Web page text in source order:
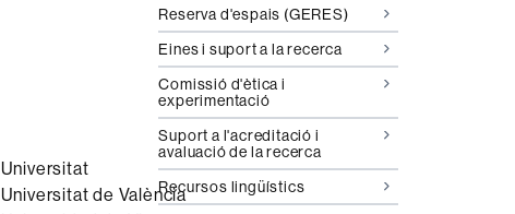
Universitat
Universitat de València
Reserva d'espais (GERES)
Eines i suport a la recerca
Comissió d'ètica i
experimentació
Suport a l'acreditació i
avaluació de la recerca
Recursos lingüístics